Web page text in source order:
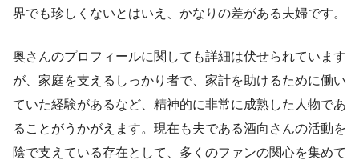
界でも珍しくないとはいえ、かなりの差がある夫婦です。
奥さんのプロフィールに関しても詳細は伏せられています
が、家庭を支えるしっかり者で、家計を助けるために働い
ていた経験があるなど、精神的に非常に成熟した人物であ
ることがうかがえます。現在も夫である酒向さんの活動を
陰で支えている存在として、多くのファンの関心を集めて